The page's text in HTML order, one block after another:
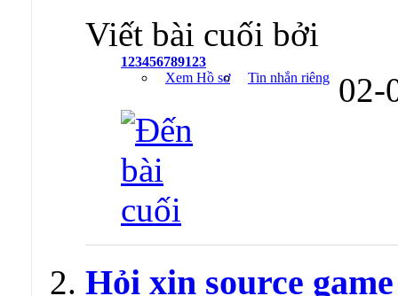
Viết bài cuối bởi
123456789123
Xem Hồ sơ
Tin nhắn riêng 02-
Hỏi xin source